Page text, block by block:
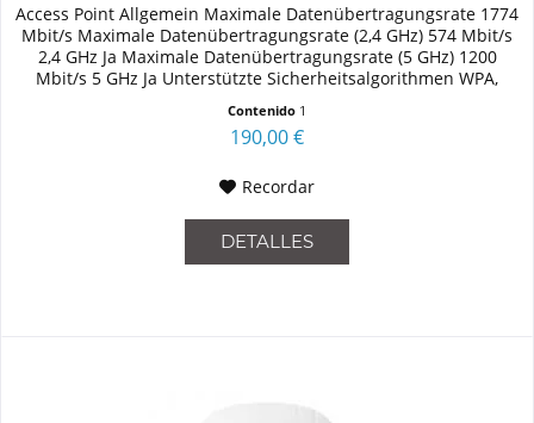
Access Point Allgemein Maximale Datenübertragungsrate 1774
Mbit/s Maximale Datenübertragungsrate (2,4 GHz) 574 Mbit/s
2,4 GHz Ja Maximale Datenübertragungsrate (5 GHz) 1200
Mbit/s 5 GHz Ja Unterstützte Sicherheitsalgorithmen WPA,
Contenido 1
190,00 €
Recordar
DETALLES